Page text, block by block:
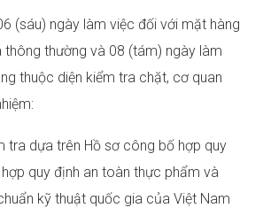
(sáu) ngày làm việc đối với mặt hàng
thông thường và 08 (tám) ngày làm
thuộc diện kiểm tra chặt, cơ quan
tra dựa trên Hồ sơ công bố hợp quy
quy định an toàn thực phẩm và
kỹ thuật quốc gia của Việt Nam